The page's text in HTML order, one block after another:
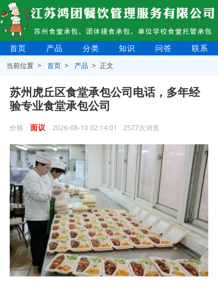
首页 产品 分类 知识 问答 联系
当前位置 >首页 > 产品 > 正文
苏州虎丘区食堂承包公司电话，多年经
验专业食堂承包公司
价格： 面议 2026-08-10 02:14:01 2577次浏览